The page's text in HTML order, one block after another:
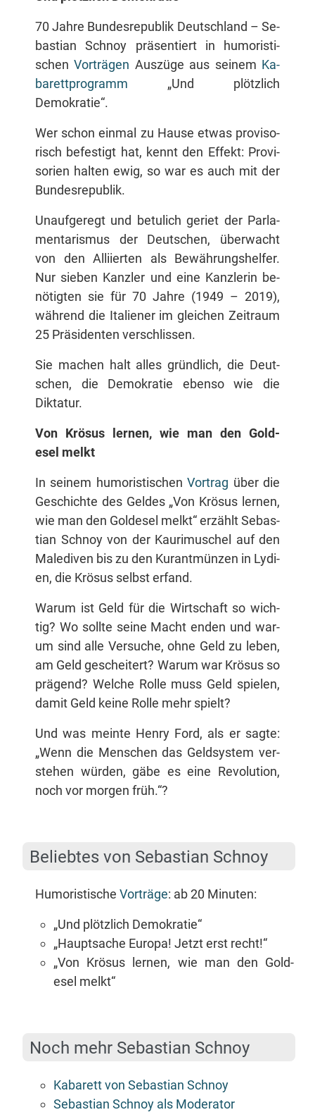
70 Jah­re Bun­des­re­pu­blik Deutsch­land – Se­
bas­ti­an Schnoy prä­sen­tiert in hu­mo­ris­ti­
schenVor­trä­gen Aus­zü­ge aus sei­nem Ka­
ba­rett­pro­gramm „Und plötz­lich
Demokratie“.
Wer schon ein­mal zu Hau­se et­was pro­vi­so­
risch be­fes­tigt hat, kennt den Ef­fekt: Pro­vi­
so­ri­en hal­ten ewig, so war es auch mit der
Bundesrepublik.
Un­auf­ge­regt und be­tu­lich ge­riet der Par­la­
men­ta­ris­mus der Deut­schen, über­wacht
von den Al­li­ier­ten als Be­wäh­rungs­hel­fer.
Nur sie­ben Kanz­ler und ei­ne Kanz­le­rin be­
nö­tig­ten sie für 70 Jah­re (1949 – 2019),
wäh­rend die Ita­lie­ner im glei­chen Zeit­raum
25 Prä­si­den­ten verschlissen.
Sie ma­chen halt al­les gründ­lich, die Deut­
schen, die De­mo­kra­tie eben­so wie die
Diktatur.
Von Krö­sus ler­nen, wie man den Gold­
esel melkt
In sei­nem hu­mo­ris­ti­schenVor­trag über die
Ge­schich­te des Gel­des „Von Krö­sus ler­nen,
wie man den Gold­esel melkt“ er­zählt Se­bas­
ti­an Schnoy von der Kau­ri­mu­schel auf den
Ma­le­di­ven bis zu den Kurant­mün­zen in Ly­di­
en, die Krö­sus selbst erfand.
War­um ist Geld für die Wirt­schaft so wich­
tig? Wo soll­te sei­ne Macht en­den und war­
um sind al­le Ver­su­che, oh­ne Geld zu le­ben,
am Geld ge­schei­tert? War­um war Krö­sus so
prä­gend? Wel­che Rol­le muss Geld spie­len,
da­mit Geld kei­ne Rol­le mehr spielt?
Und was mein­te Hen­ry Ford, als er sag­te:
„Wenn die Men­schen das Geld­sys­tem ver­
ste­hen wür­den, gä­be es ei­ne Re­vo­lu­ti­on,
noch vor mor­gen früh.“?
Be­lieb­tes von Se­bas­ti­an Schnoy
Hu­mo­ris­ti­sche Vor­trä­ge: ab 20 Minuten:
„Und plötz­lich Demokratie“
„Haupt­sa­che Eu­ro­pa! Jetzt erst recht!“
„Von Krö­sus ler­nen, wie man den Gold­
esel melkt“
Noch mehr Se­bas­ti­an Schnoy
Ka­ba­rett von Se­bas­ti­an Schnoy
Se­bas­ti­an Schnoy als Moderator